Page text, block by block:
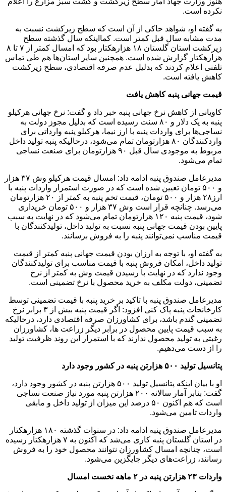
نکرده است.
به گفته او، شواهد حاکی از آن است که سطح زیرکشت نسبت به
مدت مشابه سال قبل کمتر است. کمااینکه سال گذشته سطح
زیرکشت استان گلستان ۱۸ هزارهکتار بود که امسال کمتر از ۷ تا ۸
هزارهکتار گزارش شده است. همچنین سایر استان‌ها هم طی تماس
تلفنی اعلام کردند که بدلیل عدم صرفه اقتصادی، سطح زیرکشت
کاهش یافته است.
قیمت جهانی پنبه کاهش یافت
کاویانی از کاهش نرخ جهانی پنبه خبر داد و گفت: نرخ جهانی هرکیلو
پنبه به یک دلار و ۸۰ سنت رسیده است که بدلیل مجوز دولت به
نساجی‌ها برای واردات پنبه با ارز نیما، هرکیلو پنبه وارداتی برای
واردکنندگان ۸۰ هزارتومان تمام می‌شود، درحالیکه پنبه تولید داخل
مربوط به موجودی سال قبل ۹۰ هزارتومان برای صنعت نساجی
تمام می‌شود.
مدیرعامل صندوق پنبه ادامه داد: امسال قیمت هرکیلو وش ۳۷ هزار
و ۵۰۰ تومان تعیین شده است که در صورت استمرار واردات پنبه با
ارز۲۸ هزار و ۵۰۰ تومان، قیمت تخم پنبه به کمتر از ۲۰ هزارتومان
می‌رسد. چنانچه قرار است وش ۳۷ هزار و ۵۰۰ تومان خریداری
شود، قیمت پنبه ۱۲۰ هزارتومان تمام می‌شود که در نهایت به سبب
پایین بودن قیمت جهانی پنبه نسبت به تولید داخل، تولیدکنندگان با
قیمت مناسب نمی‌توانند پنبه را به فروش برسانند.
به گفته او، با توجه به ارزان بودن قیمت جهانی پنبه کمتر از قیمت
تولید داخل، امکان فروش پنبه با قیمت مناسب برای تولیدکنندگان
وجود ندارد که در نهایت با رسیدن قیمت وش به کمتر از نرخ
تضمینی، دولت مکلف به خرید محصول با نرخ تضمینی است.
مدیرعامل صندوق پنبه با تاکید بر خرید پنبه با قیمت تضمینی توسط
کارخانجات پنبه پاک کنی افزود: اگر قیمت پنبه بیش از ۳ برابر نرخ
تضمینی گندم باشد، برای کشاورزان صرفه اقتصادی دارد، درحالیکه
به سبب قیمت پایین محصول در برابر دیگر زراعت ها، کشاورزان
رغبتی به تولید محصول ندارند که با استمرار این روند ظرفیت تولید
را از دست می‌دهیم.
پتانسیل تولید ۵۰۰ هزارتن پنبه در کشور وجود دارد
او با بیان اینکه پتانسیل تولید ۵۰۰ هزارتن پنبه در کشور وجود دارد،
گفت: بنابر آمار سالانه ۲۰۰ هزارتن پنبه مورد نیاز صنعت نساجی
است که هم اکنون ۵۰ درصد این میزان از تولید داخل و مابقی
واردات تامین می‌شود.
مدیرعامل صندوق پنبه ادامه داد: در سنوات گذشته ۱۸۰ هزارهکتار
در استان گلستان پنبه کاری می‌شد که اکنون به ۷ هزارهکتار رسیده
است، چنانچه امسال کشاورزان نتوانند محصول خود را به فروش
رسانند، زراعت‌های دیگر جایگزین می‌شود.
واردات ۲۳ هزارتن پنبه در ۲ ماهه نخست امسال